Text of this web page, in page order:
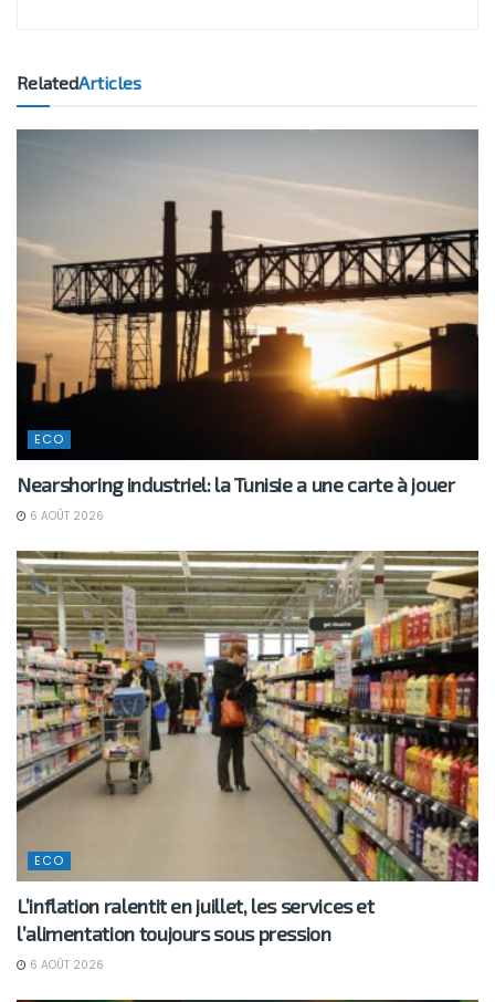
RelatedArticles
ECO
Nearshoring industriel: la Tunisie a une carte à jouer
6 AOÛT 2026
ECO
L’inflation ralentit en juillet, les services et
l’alimentation toujours sous pression
6 AOÛT 2026